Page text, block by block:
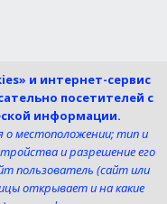
и интернет-сервис
посетителей с
информации.
о местоположении; тип и
и разрешение его
пользователь (сайт или
открывает и на какие